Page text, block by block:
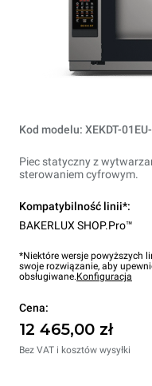
Kod modelu: XEKDT-
Piec statyczny z
sterowaniem cyfrowym.
Kompatybilność linii*:
BAKERLUX SHOP.Pro™
*Niektóre wersje powyższych
swoje rozwiązanie, aby
obsługiwane.Konfiguracja
Cena:
12 465,00 zł
Bez VAT i kosztów wysyłki